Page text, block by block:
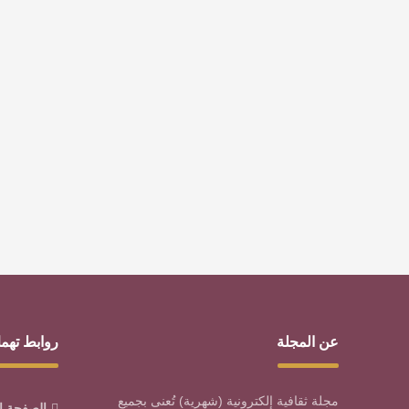
عن المجلة
مجلة ثقافية إلكترونية (شهرية) تُعنى بجميع
روابط